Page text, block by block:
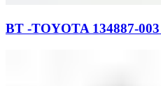
BT -TOYOTA 134887-